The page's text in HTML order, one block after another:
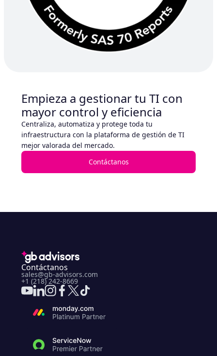
Empieza a gestionar tu TI con
mayor control y eficiencia
Centraliza, automatiza y protege toda tu
infraestructura con la plataforma de gestión de TI
mejor valorada del mercado.
Contáctanos
Contáctanos
sales@gb-advisors.com
+1 (218) 242-8669